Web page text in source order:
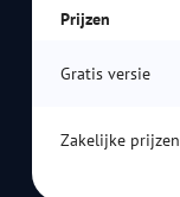
Prijzen
Gratis versie
Zakelijke prijzen